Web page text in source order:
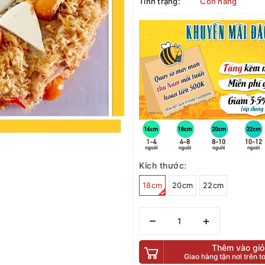
Kích thước:
18cm 20cm 22cm
– +
Thêm vào giỏ
Giao hàng tận nơi trên